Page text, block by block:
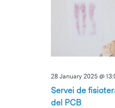
Servei de
del PCB
28 January 2025 @